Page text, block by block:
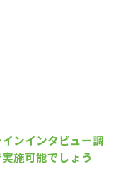
ンインタビュー調
施可能でしょう